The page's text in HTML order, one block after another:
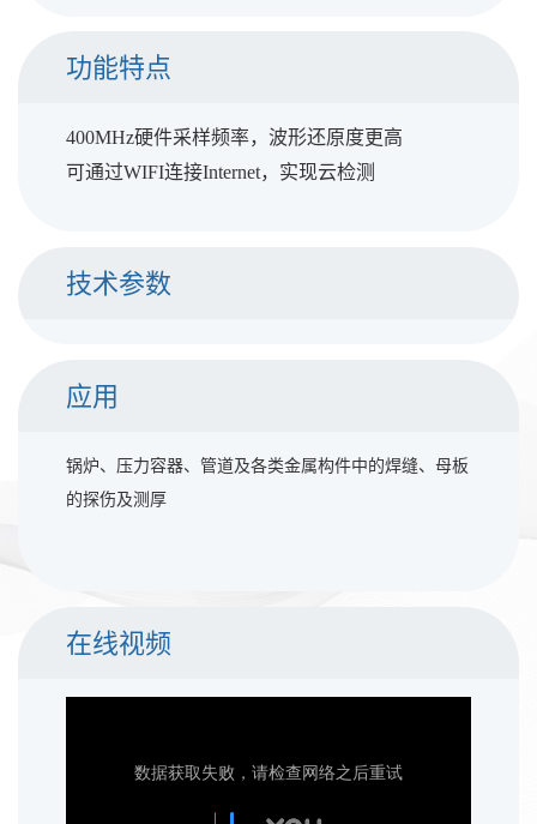
功能特点
400MHz硬件采样频率，波形还原度更高
可通过WIFI连接Internet，实现云检测
技术参数
应用
锅炉、压力容器、管道及各类金属构件中的焊缝、母板
的探伤及测厚
在线视频